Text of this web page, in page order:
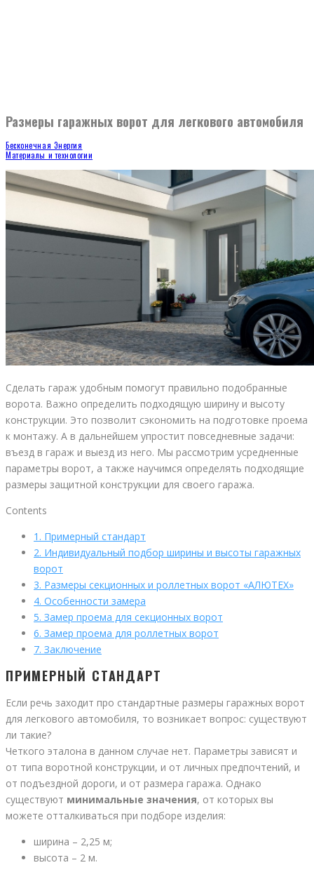
Размеры гаражных ворот для легкового автомобиля
Бесконечная Энергия
Материалы и технологии
Сделать гараж удобным помогут правильно подобранные
ворота. Важно определить подходящую ширину и высоту
конструкции. Это позволит сэкономить на подготовке проема
к монтажу. А в дальнейшем упростит повседневные задачи:
въезд в гараж и выезд из него. Мы рассмотрим усредненные
параметры ворот, а также научимся определять подходящие
размеры защитной конструкции для своего гаража.
Contents
1. Примерный стандарт
2. Индивидуальный подбор ширины и высоты гаражных
ворот
3. Размеры секционных и роллетных ворот «АЛЮТЕХ»
4. Особенности замера
5. Замер проема для секционных ворот
6. Замер проема для роллетных ворот
7. Заключение
ПРИМЕРНЫЙ СТАНДАРТ
Если речь заходит про стандартные размеры гаражных ворот
для легкового автомобиля, то возникает вопрос: существуют
ли такие?
Четкого эталона в данном случае нет. Параметры зависят и
от типа воротной конструкции, и от личных предпочтений, и
от подъездной дороги, и от размера гаража. Однако
существуют минимальные значения, от которых вы
можете отталкиваться при подборе изделия:
ширина – 2,25 м;
высота – 2 м.